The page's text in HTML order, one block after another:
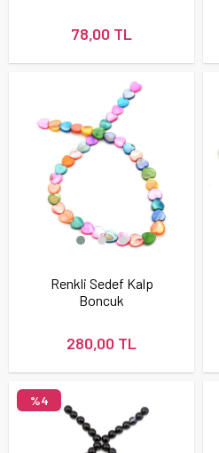
78,00 TL
Renkli Sedef Kalp
Boncuk
280,00 TL
%4